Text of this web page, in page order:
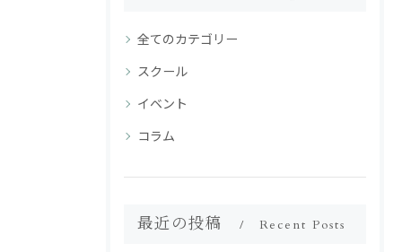
全てのカテゴリー
スクール
イベント
コラム
最近の投稿 Recent Posts